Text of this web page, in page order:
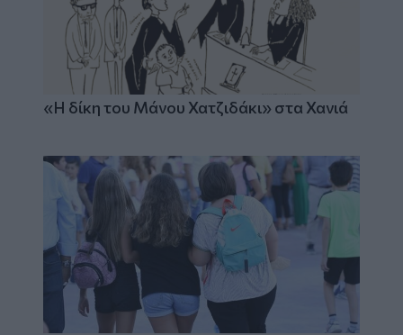
«Η δίκη του Μάνου Χατζιδάκι» στα Χανιά